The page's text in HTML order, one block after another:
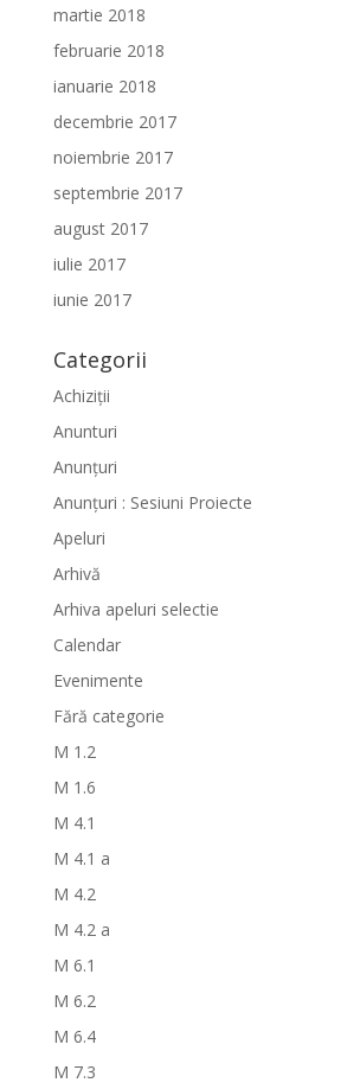
martie 2018
februarie 2018
ianuarie 2018
decembrie 2017
noiembrie 2017
septembrie 2017
august 2017
iulie 2017
iunie 2017
Categorii
Achiziții
Anunturi
Anunțuri
Anunțuri : Sesiuni Proiecte
Apeluri
Arhivă
Arhiva apeluri selectie
Calendar
Evenimente
Fără categorie
M 1.2
M 1.6
M 4.1
M 4.1 a
M 4.2
M 4.2 a
M 6.1
M 6.2
M 6.4
M 7.3